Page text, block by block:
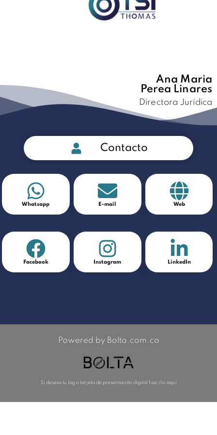
Ana Maria
Perea Linares
Directora Jurídica
Contacto
Whatsapp E-mail Web
Facebook Instagram LinkedIn
Powered by Bolta.com.co
Si deseas tu tag o tarjeta de presentación digital haz clic aquí